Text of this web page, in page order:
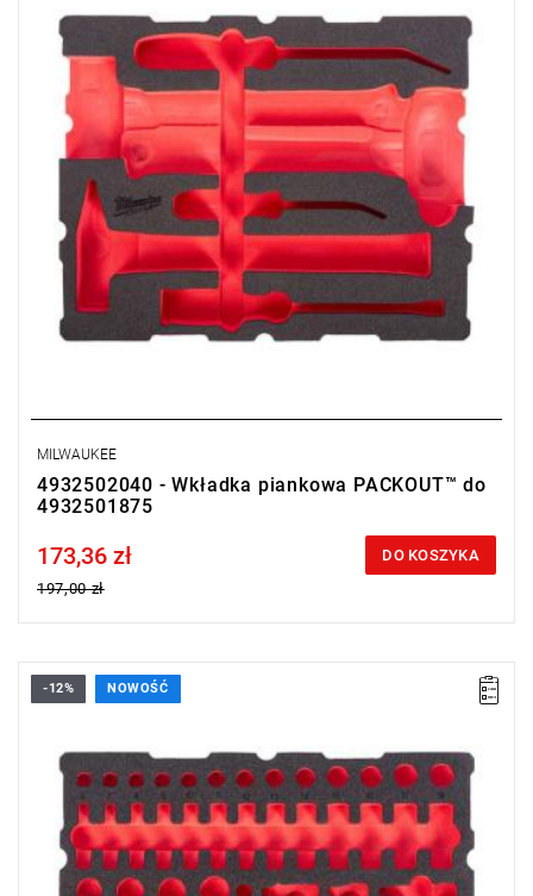
MILWAUKEE
4932502040 - Wkładka piankowa PACKOUT™ do
4932501875
Price tax included
173,36 zł
197,00 zł
DO KOSZYKA
-12% NOWOŚĆ